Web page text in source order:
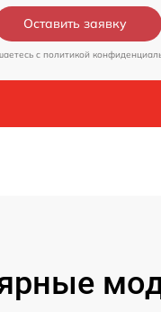
Оставить заявку
c политикой